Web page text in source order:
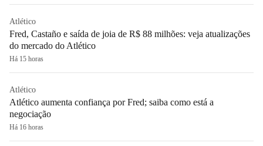
Atlético
Fred, Castaño e saída de joia de R$ 88 milhões: veja atualizações
do mercado do Atlético
Há 15 horas
Atlético
Atlético aumenta confiança por Fred; saiba como está a
negociação
Há 16 horas